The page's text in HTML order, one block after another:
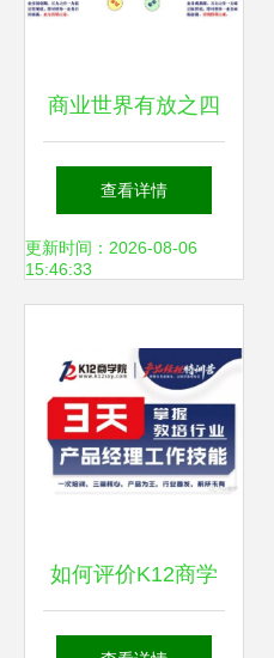
商业世界有放之四
海而皆准的营销和
管理理论吗？
查看详情
更新时间：2026-08-06
15:46:33
如何评价K12商学
院教培行业产品经